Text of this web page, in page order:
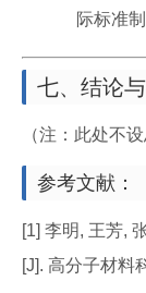
际标准制
七、结论
（注：此处不
参考文献：
[1] 李明, 王芳,
[J]. 高分子材料